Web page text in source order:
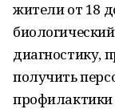
жители от 18
диагностику,
получить
профилактики